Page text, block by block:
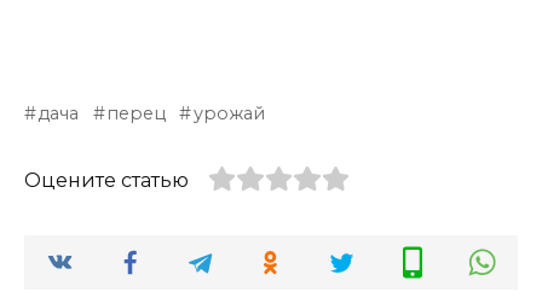
дача перец урожай
Оцените статью